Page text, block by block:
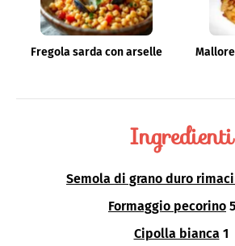
Fregola sarda con arselle
Ingredienti
Semola di grano duro
Formaggio pecorino
Cipolla bianca 1